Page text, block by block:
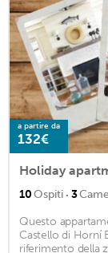
a partire da
132€
Holiday
10Ospiti · 3
Questo
Castello di Horní
riferimento della